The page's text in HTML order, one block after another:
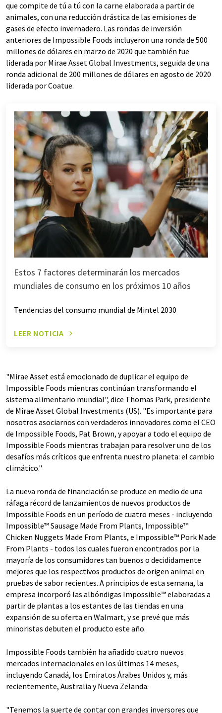
que compite de tú a tú con la carne elaborada a partir de
animales, con una reducción drástica de las emisiones de
gases de efecto invernadero. Las rondas de inversión
anteriores de Impossible Foods incluyeron una ronda de 500
millones de dólares en marzo de 2020 que también fue
liderada por Mirae Asset Global Investments, seguida de una
ronda adicional de 200 millones de dólares en agosto de 2020
liderada por Coatue.
Estos 7 factores determinarán los mercados
mundiales de consumo en los próximos 10 años
Tendencias del consumo mundial de Mintel 2030
LEER NOTICIA
"Mirae Asset está emocionado de duplicar el equipo de
Impossible Foods mientras continúan transformando el
sistema alimentario mundial", dice Thomas Park, presidente
de Mirae Asset Global Investments (US). "Es importante para
nosotros asociarnos con verdaderos innovadores como el CEO
de Impossible Foods, Pat Brown, y apoyar a todo el equipo de
Impossible Foods mientras trabajan para resolver uno de los
desafíos más críticos que enfrenta nuestro planeta: el cambio
climático."
La nueva ronda de financiación se produce en medio de una
ráfaga récord de lanzamientos de nuevos productos de
Impossible Foods en un período de cuatro meses - incluyendo
Impossible™ Sausage Made From Plants, Impossible™
Chicken Nuggets Made From Plants, e Impossible™ Pork Made
From Plants - todos los cuales fueron encontrados por la
mayoría de los consumidores tan buenos o decididamente
mejores que los respectivos productos de origen animal en
pruebas de sabor recientes. A principios de esta semana, la
empresa incorporó las albóndigas Impossible™ elaboradas a
partir de plantas a los estantes de las tiendas en una
expansión de su oferta en Walmart, y se prevé que más
minoristas debuten el producto este año.
Impossible Foods también ha añadido cuatro nuevos
mercados internacionales en los últimos 14 meses,
incluyendo Canadá, los Emiratos Árabes Unidos y, más
recientemente, Australia y Nueva Zelanda.
"Tenemos la suerte de contar con grandes inversores que